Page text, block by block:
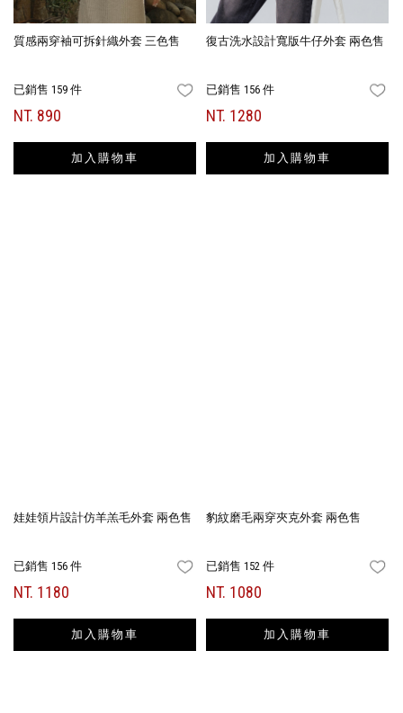
質感兩穿袖可拆針織外套 三色售
已銷售 159 件 FAVORITES
NT. 890
加入購物車
復古洗水設計寬版牛仔外套 兩色售
已銷售 156 件
NT. 1280
加入購物車
娃娃領片設計仿羊羔毛外套 兩色售
已銷售 156 件 FAVORITES
NT. 1180
加入購物車
豹紋磨毛兩穿夾克外套 兩色售
已銷售 152 件
NT. 1080
加入購物車